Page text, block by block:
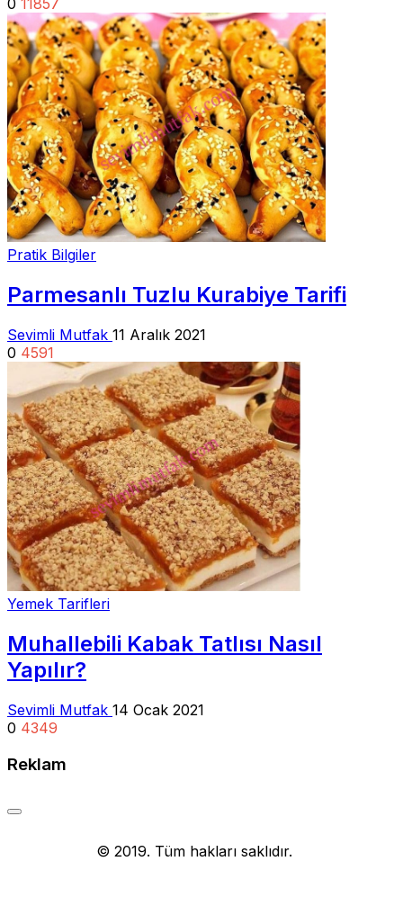
0 11857
Pratik Bilgiler
Parmesanlı Tuzlu Kurabiye Tarifi
Sevimli Mutfak 11 Aralık 2021
0 4591
Yemek Tarifleri
Muhallebili Kabak Tatlısı Nasıl
Yapılır?
Sevimli Mutfak 14 Ocak 2021
0 4349
Reklam
© 2019. Tüm hakları saklıdır.